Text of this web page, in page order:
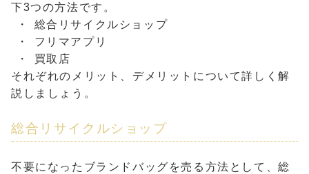
下3つの方法です。
総合リサイクルショップ
フリマアプリ
買取店
それぞれのメリット、デメリットについて詳しく解
説しましょう。
総合リサイクルショップ
不要になったブランドバッグを売る方法として、総